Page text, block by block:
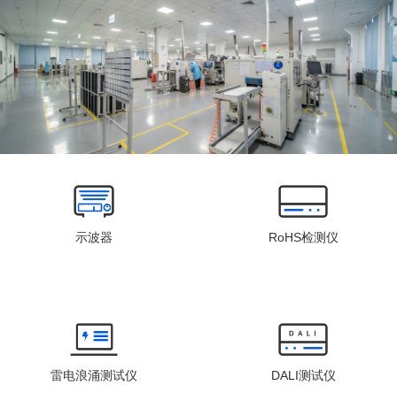
示波器 RoHS检测仪
雷电浪涌测试仪 DALI测试仪